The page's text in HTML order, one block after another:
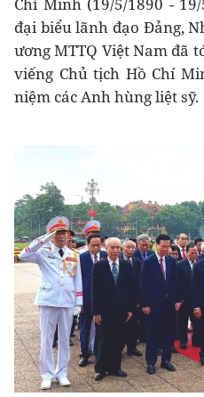
đại biểu lãnh đạo Đảng,
ương MTTQ Việt Nam đã
viếng Chủ tịch Hồ Chí
niệm các Anh hùng liệt sỹ.